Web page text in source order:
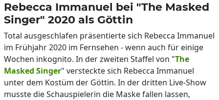
Rebecca Immanuel bei "The Masked
Singer" 2020 als Göttin
Total ausgeschlafen präsentierte sich Rebecca Immanuel
im Frühjahr 2020 im Fernsehen - wenn auch für einige
Wochen inkognito. In der zweiten Staffel von "The
Masked Singer" versteckte sich Rebecca Immanuel
unter dem Kostüm der Göttin. In der dritten Live-Show
musste die Schauspielerin die Maske fallen lassen,